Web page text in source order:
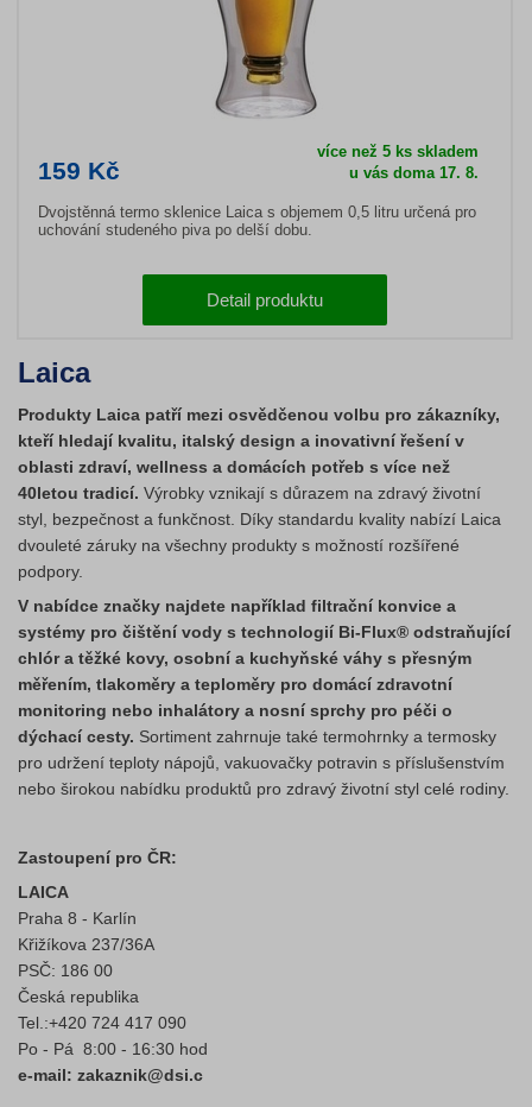
159 Kč
více než 5 ks skladem
u vás doma 17. 8.
Dvojstěnná termo sklenice Laica s objemem 0,5 litru určená pro
uchování studeného piva po delší dobu.
Detail produktu
Laica
Produkty Laica patří mezi osvědčenou volbu pro zákazníky,
kteří hledají kvalitu, italský design a inovativní řešení v
oblasti zdraví, wellness a domácích potřeb s více než
40letou tradicí. Výrobky vznikají s důrazem na zdravý životní
styl, bezpečnost a funkčnost. Díky standardu kvality nabízí Laica
dvouleté záruky na všechny produkty s možností rozšířené
podpory.
V nabídce značky najdete například filtrační konvice a
systémy pro čištění vody s technologií Bi-Flux® odstraňující
chlór a těžké kovy, osobní a kuchyňské váhy s přesným
měřením, tlakoměry a teploměry pro domácí zdravotní
monitoring nebo inhalátory a nosní sprchy pro péči o
dýchací cesty. Sortiment zahrnuje také termohrnky a termosky
pro udržení teploty nápojů, vakuovačky potravin s příslušenstvím
nebo širokou nabídku produktů pro zdravý životní styl celé rodiny.
Zastoupení pro ČR:
LAICA
Praha 8 - Karlín
Křižíkova 237/36A
PSČ: 186 00
Česká republika
Tel.:+420 724 417 090
Po - Pá 8:00 - 16:30 hod
e-mail: zakaznik@dsi.c